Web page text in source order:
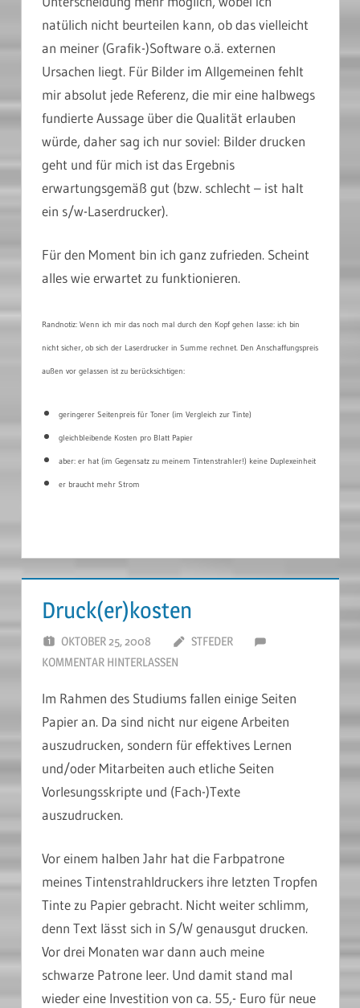
natülich nicht beurteilen kann, ob das vielleicht
an meiner (Grafik-)Software o.ä. externen
Ursachen liegt. Für Bilder im Allgemeinen fehlt
mir absolut jede Referenz, die mir eine halbwegs
fundierte Aussage über die Qualität erlauben
würde, daher sag ich nur soviel: Bilder drucken
geht und für mich ist das Ergebnis
erwartungsgemäß gut (bzw. schlecht – ist halt
ein s/w-Laserdrucker).
Für den Moment bin ich ganz zufrieden. Scheint
alles wie erwartet zu funktionieren.
Randnotiz: Wenn ich mir das noch mal durch den Kopf gehen lasse: ich bin
nicht sicher, ob sich der Laserdrucker in Summe rechnet. Den Anschaffungspreis
außen vor gelassen ist zu berücksichtigen:
geringerer Seitenpreis für Toner (im Vergleich zur Tinte)
gleichbleibende Kosten pro Blatt Papier
aber:er hat (im Gegensatz zu meinem Tintenstrahler!) keine Duplexeinheit
er braucht mehr Strom
Druck(er)kosten
OKTOBER 25, 2008
STFEDER
KOMMENTAR HINTERLASSEN
Im Rahmen des Studiums fallen einige Seiten
Papier an. Da sind nicht nur eigene Arbeiten
auszudrucken, sondern für effektives Lernen
und/oder Mitarbeiten auch etliche Seiten
Vorlesungsskripte und (Fach-)Texte
auszudrucken.
Vor einem halben Jahr hat die Farbpatrone
meines Tintenstrahldruckers ihre letzten Tropfen
Tinte zu Papier gebracht. Nicht weiter schlimm,
denn Text lässt sich in S/W genausgut drucken.
Vor drei Monaten war dann auch meine
schwarze Patrone leer. Und damit stand mal
wieder eine Investition von ca. 55,- Euro für neue